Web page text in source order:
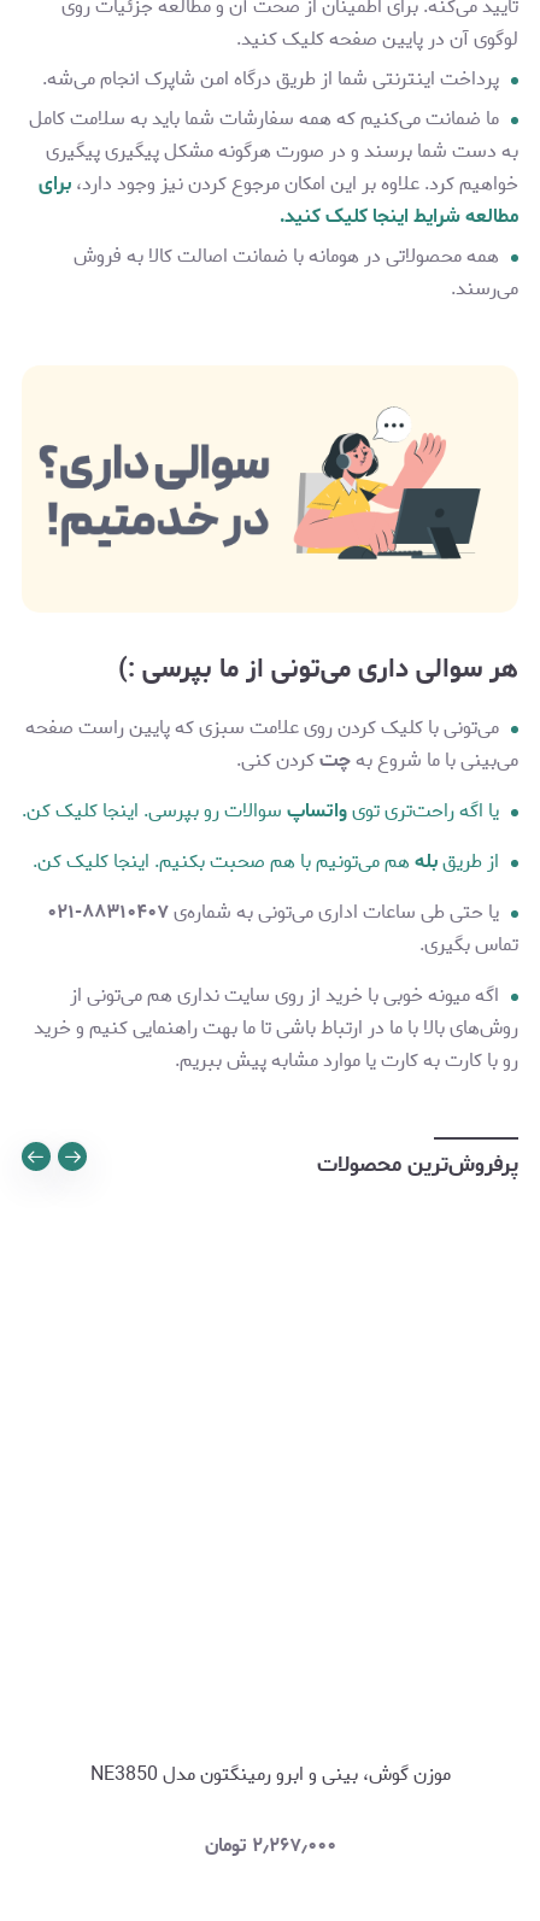
تایید می‌کنه. برای اطمینان از صحت آن و مطالعه جزئیات روی
لوگوی آن در پایین صفحه کلیک کنید.
پرداخت اینترنتی شما از طریق درگاه‌ امن شاپرک انجام می‌شه.
ما ضمانت می‌کنیم که همه سفارشات شما باید به سلامت کامل
به دست شما برسند و در صورت هرگونه مشکل پیگیری پیگیری
خواهیم کرد. علاوه بر این امکان مرجوع کردن نیز وجود دارد،برای
مطالعه شرایط اینجا کلیک کنید.
همه محصولاتی در هومانه با ضمانت اصالت کالا به فروش
می‌رسند.
هر سوالی داری می‌تونی از ما بپرسی :)
می‌تونی با کلیک کردن روی علامت سبزی که پایین راست صفحه
می‌بینی با ما شروع بهچتکردن کنی.
یا اگه راحت‌تری تویواتساپسوالات رو بپرسی. اینجا کلیک کن.
از طریقبلههم می‌تونیم با هم صحبت بکنیم. اینجا کلیک کن.
یا حتی طی ساعات اداری می‌تونی به شماره‌ی۸۸۳۱۰۴۰۷-۰۲۱
تماس بگیری.
اگه میونه خوبی با خرید از روی سایت نداری هم می‌تونی از
روش‌های بالا با ما در ارتباط باشی تا ما بهت راهنمایی کنیم و خرید
رو با کارت به کارت یا موارد مشابه پیش ببریم.
پرفروش‌ترین محصولات
موزن گوش، بینی و ابرو رمینگتون مدل NE3850
۲٫۲۶۷٫۰۰۰ تومان